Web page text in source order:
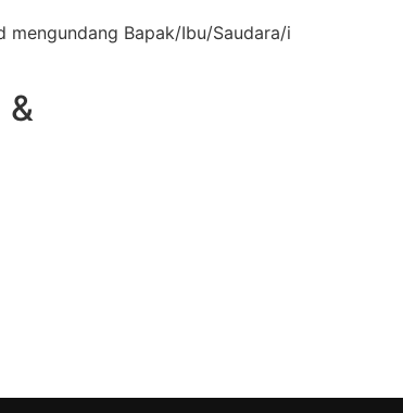
mengundang Bapak/Ibu/Saudara/i
&